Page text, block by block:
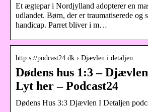
Et ægtepar i Nordjylland adopterer en
udlandet. Børn, der er traumatiserede og
handicap. Parret bliver i m…
http s://podcast24.dk › Djævlen i detaljen
Dødens hus 1:3 –
Lyt her – Podcast24
Dødens Hus 3:3 Djævlen I Detaljen